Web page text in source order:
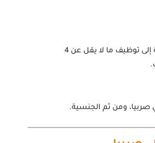
تأسيس مشروع تجاري بمبلغ لا يقل عن 500 ألف يورو، بالإضافة إلى توظيف ما لا يقل عن 4
صربيا، ومن ثم الجنسية.